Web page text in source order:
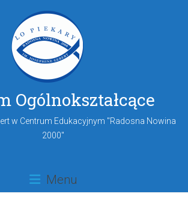
Ogólnokształcące
w Centrum Edukacyjnym "Radosna Nowina
2000"
Menu